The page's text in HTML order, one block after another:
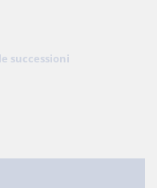
successioni